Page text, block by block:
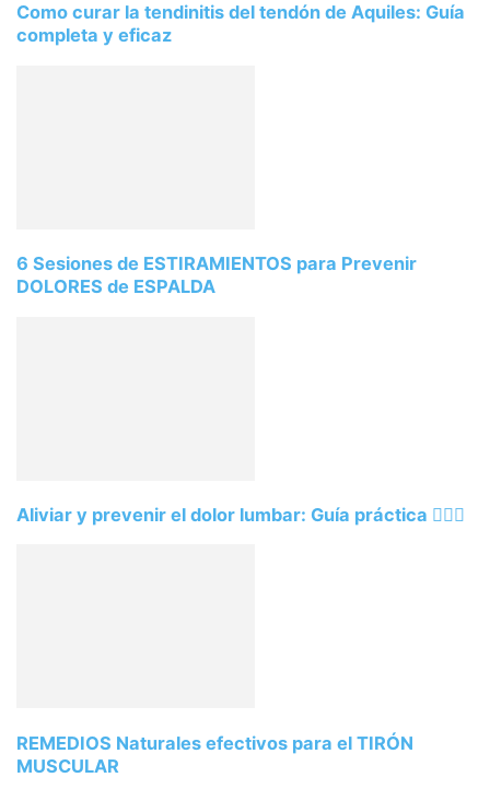
Como curar la tendinitis del tendón de Aquiles: Guía
completa y eficaz
6 Sesiones de ESTIRAMIENTOS para Prevenir
DOLORES de ESPALDA
Aliviar y prevenir el dolor lumbar: Guía práctica 🏋️‍♀️💪
REMEDIOS Naturales efectivos para el TIRÓN
MUSCULAR